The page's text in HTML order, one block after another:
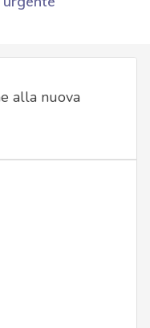
alla nuova